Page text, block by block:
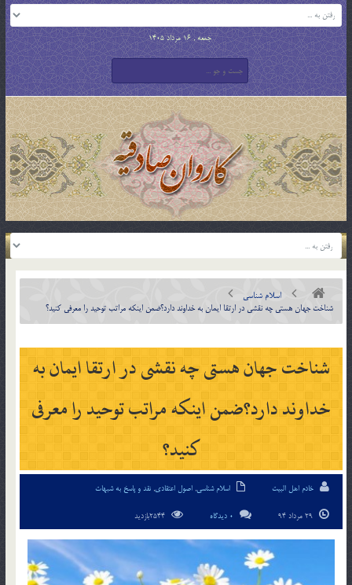
جمعه , 16 مرداد 1405
اسلام شناسی
شناخت جهان هستی چه نقشی در ارتقا ایمان به خداوند دارد؟ضمن اینکه مراتب توحید را معرفی کنید؟
شناخت جهان هستی چه نقشی در ارتقا ایمان به
خداوند دارد؟ضمن اینکه مراتب توحید را معرفی
کنید؟
خادم اهل البیت اسلام شناسی, اصول اعتقادی, نقد و پاسخ به شبهات
0 دیدگاه